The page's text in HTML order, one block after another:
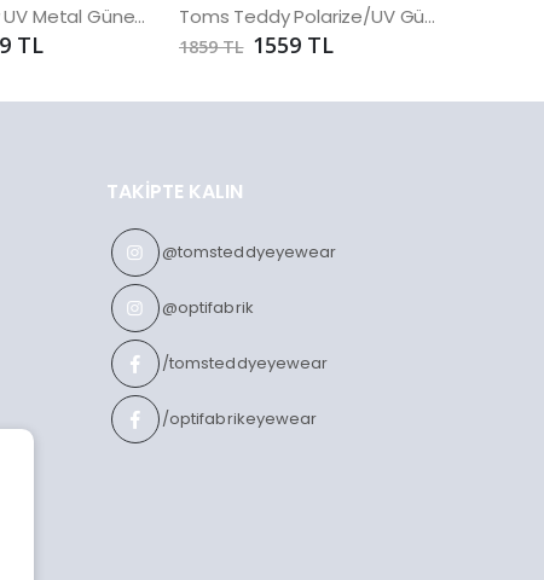
Toms Teddy UV Metal Güneş Gözlüğü
TL
Toms Teddy Polarize/UV Güneş Gözlüğü
1859 TL 1559 TL
TAKIPTE KALIN
@tomsteddyeyewear
@optifabrik
/tomsteddyeyewear
/optifabrikeyewear